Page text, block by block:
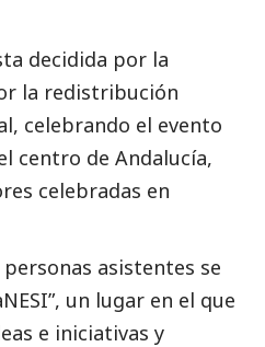
decidida por la
la redistribución
celebrando el evento
centro de Andalucía,
celebradas en
asistentes se
un lugar en el que
e iniciativas y